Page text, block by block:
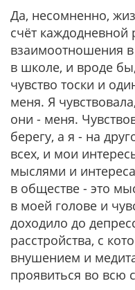
Да, несомненно,
счёт
взаимоотношения в
в школе, и вроде
чувство тоски и
меня. Я
они - меня.
берегу, а я - на
всех, и мои
мыслями и
в обществе - это
в моей голове и
доходило до
расстройства, с
внушением и
проявиться во всю